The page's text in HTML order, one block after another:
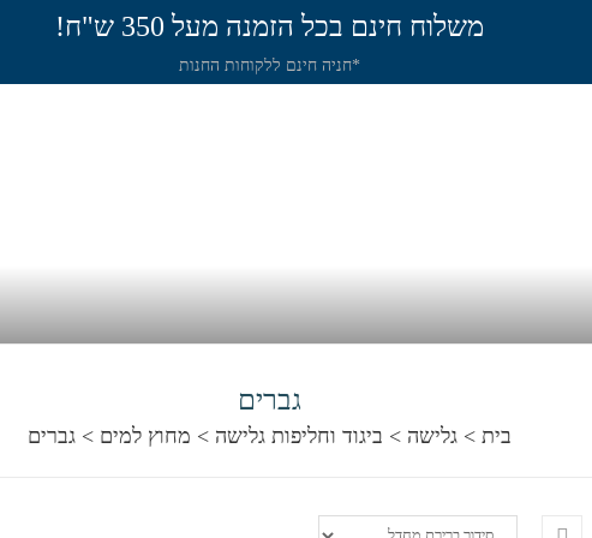
משלוח חינם בכל הזמנה מעל 350 ש"ח!
*חניה חינם ללקוחות החנות
גברים
בית >גלישה > ביגוד וחליפות גלישה > מחוץ למים >גברים